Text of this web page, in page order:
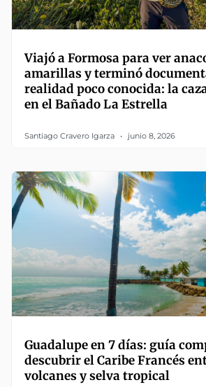
Viajó a Formosa para ver
amarillas y terminó
realidad poco conocida: la
en el Bañado La Estrella
Santiago Cravero Igarza junio 8, 2026
Guadalupe en 7 días: guía
descubrir el Caribe Francés
volcanes y selva tropical